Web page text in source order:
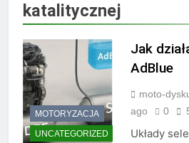
katalitycznej
MOTORYZACJA
UNCATEGORIZED
Jak
AdBlue
moto-
ago
0
Układy